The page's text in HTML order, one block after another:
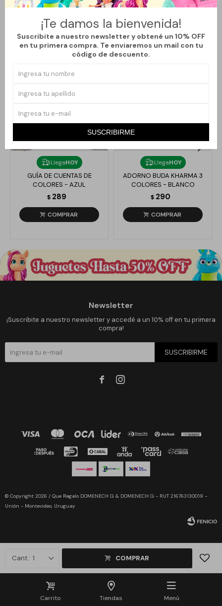
¡Te damos la bienvenida!
Suscribite a nuestro newsletter y obtené un 10% OFF
en tu primera compra. Te enviaremos un mail con tu
código de descuento.
SUSCRIBIRME
Carrito Tiendas Menú
1 COMPRAR
Productos que te pueden interesar
LlegaHOY
GUÍA DE CUENTAS DE
COLORES - AZUL
$ 289
LlegaHOY
ADORNO BUDA KHARMA 3
COLORES - BLANCO
$ 290
Newsletter
¡Suscribite a nuestro newsletter y accedé a un 10% off en tu primera
compra!
SUSCRIBIRME
 
© Copyright 2026 / Que Regalo DOMENECH G & DOMENECH G - RUT 216763130019 -
Unión - Montevideo, Uruguay